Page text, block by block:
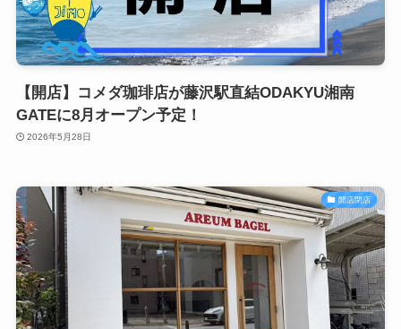
【開店】コメダ珈琲店が藤沢駅直結ODAKYU湘南
GATEに8月オープン予定！
2026年5月28日
開店閉店